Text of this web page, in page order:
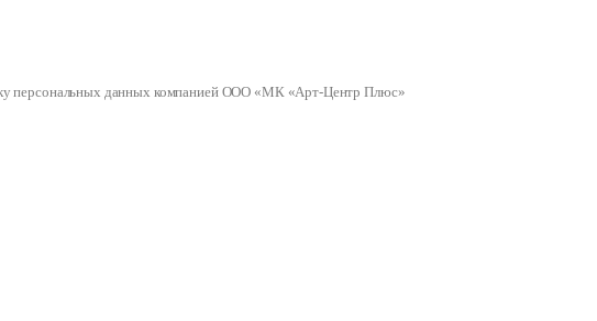
персональных данных компанией ООО «МК «Арт-Центр Плюс»